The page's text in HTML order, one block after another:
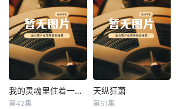
我的灵魂里住着一条龙 我的灵魂里住着一条龙
第42集
天纵狂萧
天纵狂萧
第51集